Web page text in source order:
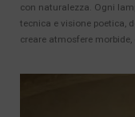
con naturalezza. Ogni
tecnica e visione poetica,
creare atmosfere